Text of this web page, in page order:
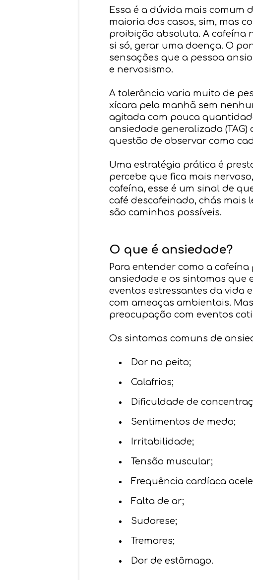
Essa é a dúvida mais comum
maioria dos casos, sim, mas
proibição absoluta. A cafeína
si só, gerar uma doença. O
sensações que a pessoa
e nervosismo.
A tolerância varia muito de
xícara pela manhã sem
agitada com pouca
ansiedade generalizada
questão de observar como
Uma estratégia prática é
percebe que fica mais
cafeína, esse é um sinal de
café descafeinado, chás mais
são caminhos possíveis.
O que é ansiedade?
Para entender como a cafeína
ansiedade e os sintomas que
eventos estressantes da vida
com ameaças ambientais.
preocupação com eventos
Os sintomas comuns de
Dor no peito;
Calafrios;
Dificuldade de
Sentimentos de medo;
Irritabilidade;
Tensão muscular;
Frequência cardíaca
Falta de ar;
Sudorese;
Tremores;
Dor de estômago.